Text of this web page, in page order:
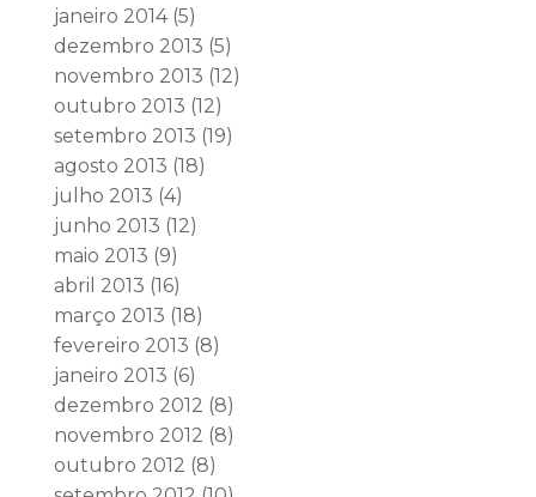
janeiro 2014(5)
dezembro 2013 (5)
novembro 2013 (12)
outubro 2013 (12)
setembro 2013 (19)
agosto 2013 (18)
julho 2013 (4)
junho 2013 (12)
maio 2013 (9)
abril 2013 (16)
março 2013 (18)
fevereiro 2013 (8)
janeiro 2013 (6)
dezembro 2012 (8)
novembro 2012 (8)
outubro 2012 (8)